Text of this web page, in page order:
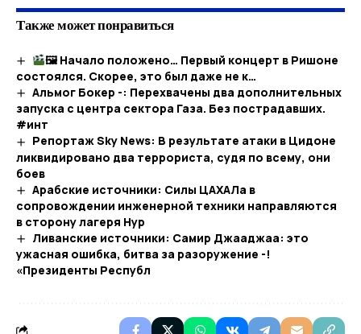
Также может понравиться
🖼 Начало положено… Первый концерт в Ришоне
состоялся. Скорее, это был даже не к…​
Альмог Бокер -: Перехвачены два дополнительных
запуска с центра сектора Газа. Без пострадавших.
#инт
Репортаж Sky News: В результате атаки в Цидоне
ликвидировано два террориста, судя по всему, они
боев
Арабские источники: Силы ЦАХАЛа в
сопровождении инженерной техники направляются
в сторону лагеря Нур
Ливанские источники: Самир Джааджаа: это
ужасная ошибка, битва за разоружение -!
«Президенты Республ